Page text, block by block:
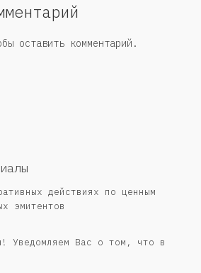
оставить комментарий.
действиях по ценным
эмитентов
Уведомляем Вас о том, что в